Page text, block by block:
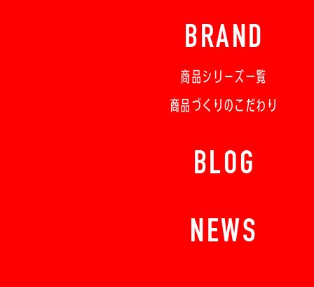
BRAND
商品シリーズ一覧
商品づくりのこだわり
BLOG
NEWS